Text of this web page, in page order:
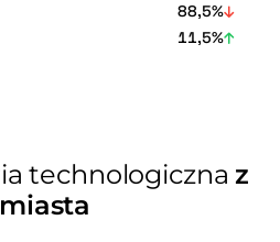
88,5%
11,5%
technologicznaz